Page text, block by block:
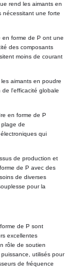
rend les aimants en
nécessitant une forte
en forme de P ont une
des composants
moins de courant
aimants en poudre
l'efficacité globale
en forme de P
de
qui
de production et
de P avec des
de diverses
pour la
de P sont
excellentes
rôle de soutien
utilisés pour
de fréquence